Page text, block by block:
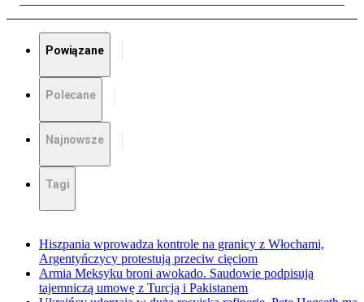
Powiązane
Polecane
Najnowsze
Tagi
Hiszpania wprowadza kontrole na granicy z Włochami,
Argentyńczycy protestują przeciw cięciom
Armia Meksyku broni awokado. Saudowie podpisują
tajemniczą umowę z Turcją i Pakistanem